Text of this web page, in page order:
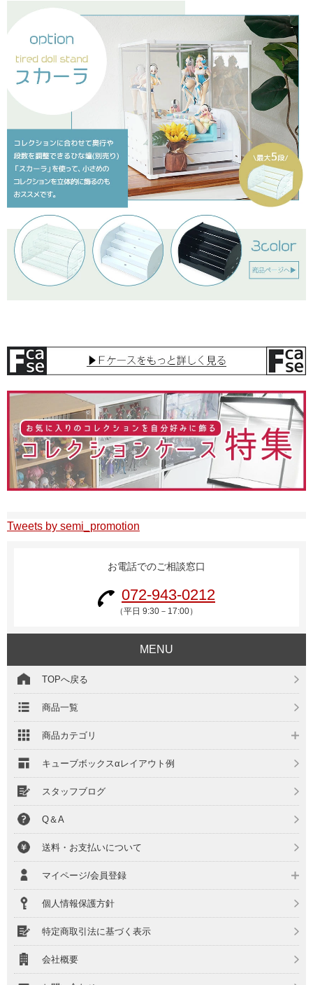
Tweets by semi_promotion
お電話でのご相談窓口
072-943-0212
（平日 9:30－17:00）
MENU
TOPへ戻る
商品一覧
商品カテゴリ
キューブボックスαレイアウト例
スタッフブログ
Q＆A
送料・お支払いについて
マイページ/会員登録
個人情報保護方針
特定商取引法に基づく表示
会社概要